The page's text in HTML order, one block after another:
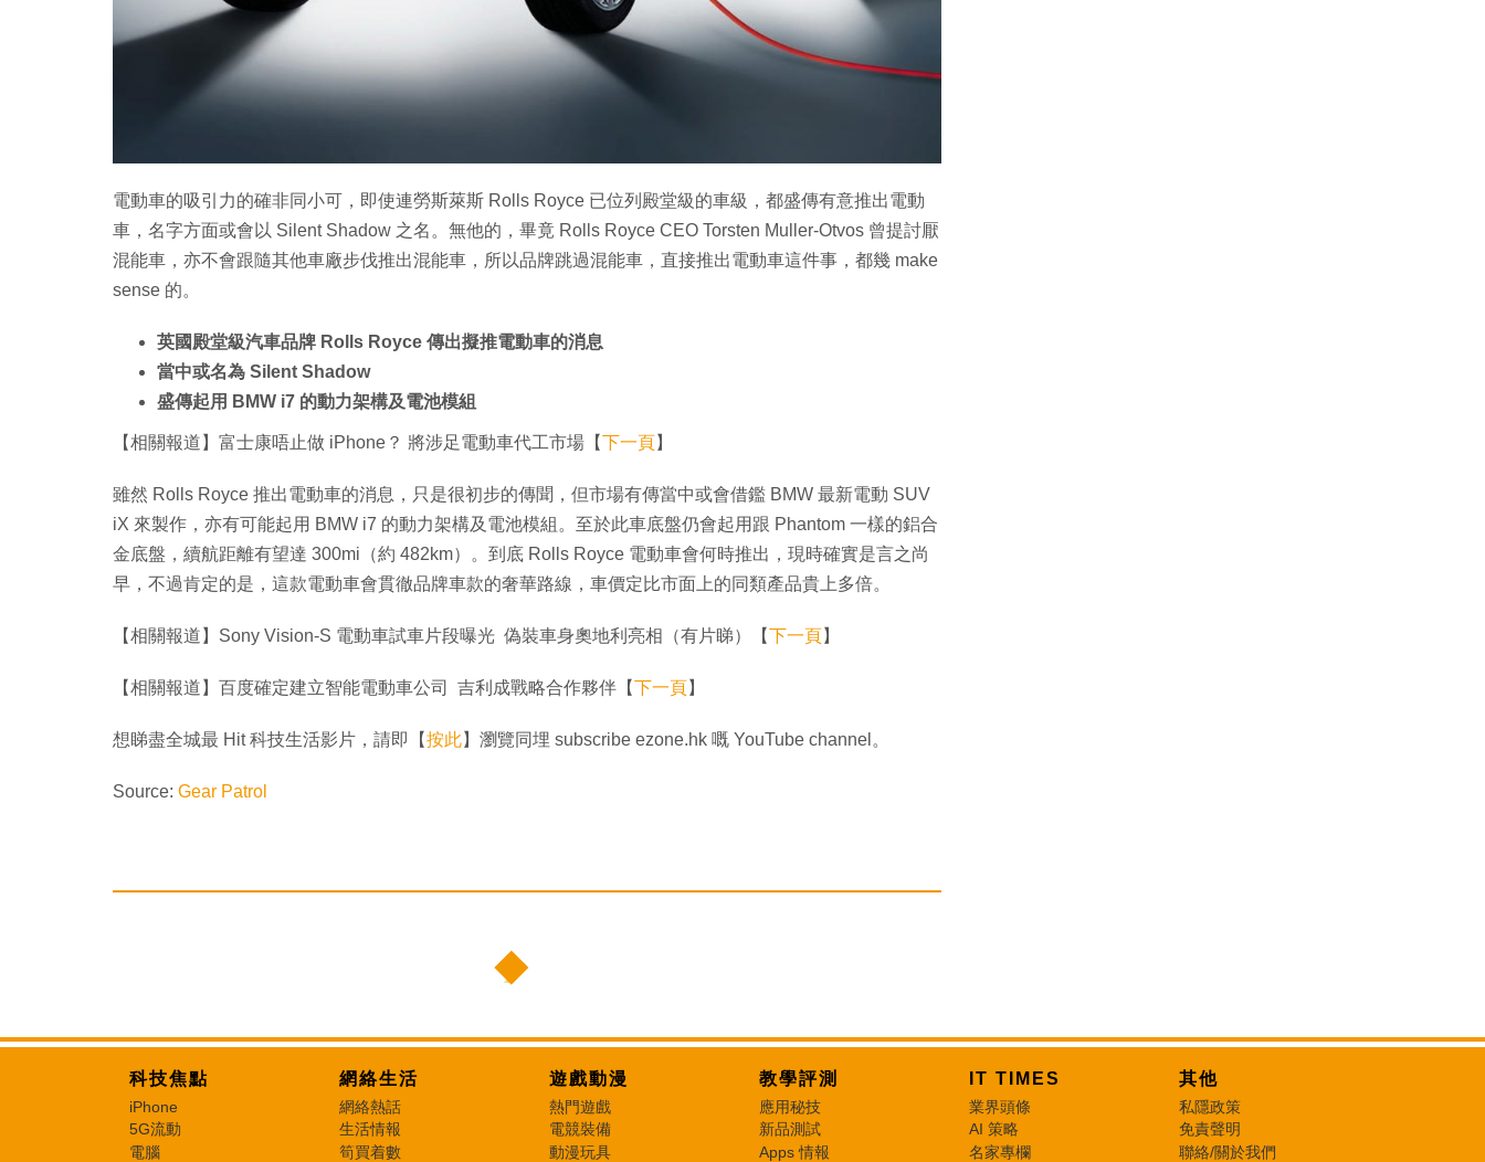
電動車的吸引力的確非同小可，即使連勞斯萊斯 Rolls Royce 已位列殿堂級的車級，都盛傳有意推出電動
車，名字方面或會以 Silent Shadow 之名。無他的，畢竟 Rolls Royce CEO Torsten Muller-Otvos 曾提討厭
混能車，亦不會跟隨其他車廠步伐推出混能車，所以品牌跳過混能車，直接推出電動車這件事，都幾 make
sense 的。
英國殿堂級汽車品牌 Rolls Royce 傳出擬推電動車的消息
當中或名為 Silent Shadow
盛傳起用 BMW i7 的動力架構及電池模組
【相關報道】富士康唔止做 iPhone？ 將涉足電動車代工市場【下一頁】
雖然 Rolls Royce 推出電動車的消息，只是很初步的傳聞，但市場有傳當中或會借鑑 BMW 最新電動 SUV
iX 來製作，亦有可能起用 BMW i7 的動力架構及電池模組。至於此車底盤仍會起用跟 Phantom 一樣的鋁合
金底盤，續航距離有望達 300mi（約 482km）。到底 Rolls Royce 電動車會何時推出，現時確實是言之尚
早，不過肯定的是，這款電動車會貫徹品牌車款的奢華路線，車價定比市面上的同類產品貴上多倍。
【相關報道】Sony Vision-S 電動車試車片段曝光 偽裝車身奧地利亮相（有片睇）【下一頁】
【相關報道】百度確定建立智能電動車公司 吉利成戰略合作夥伴【下一頁】
想睇盡全城最 Hit 科技生活影片，請即【按此】瀏覽同埋 subscribe ezone.hk 嘅 YouTube channel。
Source: Gear Patrol
科技焦點
iPhone
5G流動
電腦
網絡生活
網絡熱話
生活情報
筍買着數
遊戲動漫
熱門遊戲
電競裝備
動漫玩具
教學評測
應用秘技
新品測試
Apps 情報
IT TIMES
業界頭條
AI 策略
名家專欄
其他
私隱政策
免責聲明
聯絡/關於我們